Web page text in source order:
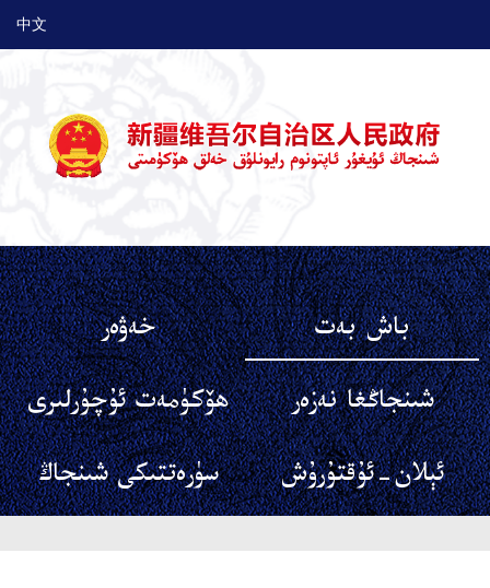
中文
باش بەت
خەۋەر
شىنجاڭغا نەزەر
ھۆكۈمەت ئۇچۇرلىرى
ئېلان-ئۇقتۇرۇش
سۈرەتتىكى شىنجاڭ